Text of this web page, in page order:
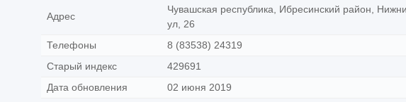
Адрес
Чувашская республика, Ибресинский район,
ул, 26
Телефоны
8 (83538) 24319
Старый индекс
429691
Дата обновления
02 июня 2019